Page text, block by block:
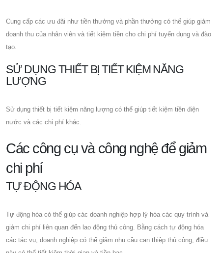
Cung cấp các ưu đãi như tiền thưởng và phần thưởng có thể giúp giảm
doanh thu của nhân viên và tiết kiệm tiền cho chi phí tuyển dụng và đào
tạo.
SỬ DỤNG THIẾT BỊ TIẾT KIỆM NĂNG
LƯỢNG
Sử dụng thiết bị tiết kiệm năng lượng có thể giúp tiết kiệm tiền điện
nước và các chi phí khác.
Các công cụ và công nghệ để giảm
chi phí
TỰ ĐỘNG HÓA
Tự động hóa có thể giúp các doanh nghiệp hợp lý hóa các quy trình và
giảm chi phí liên quan đến lao động thủ công. Bằng cách tự động hóa
các tác vụ, doanh nghiệp có thể giảm nhu cầu can thiệp thủ công, điều